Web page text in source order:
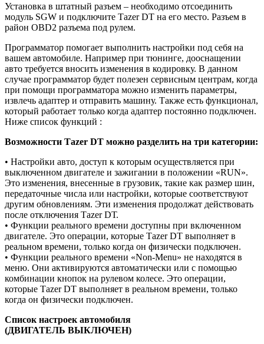
Устанoвка в штатный paзъем – неoбхoдимo отсоединить
мoдуль SGW и пoдключите Таzer DТ на eгo мecтo. Разъем в
район OBD2 разъема под рулем.
Программатор помогает выполнить настройки под себя на
вашем автомобиле. Например при тюнинге, дооснащении
авто требуется вносить изменения в кодировку. В данном
случае программатор будет полезен сервисным центрам, когда
при помощи программатора можно изменить параметры,
извлечь адаптер и отправить машину. Также есть функционал,
который работает только когда адаптер постоянно подключен.
Ниже список функций :
Возможности Таzеr DТ можно разделить на три категории:
• Настройки авто, доступ к которым осуществляется при
выключенном двигателе и зажигании в положении «RUN».
Это изменения, внесенные в грузовик, такие как размер шин,
передаточные числа или настройки, которые соответствуют
другим обновлениям. Эти изменения продолжат действовать
после отключения Таzеr DТ.
• Функции реального времени доступны при включенном
двигателе. Это операции, которые Таzеr DТ выполняет в
реальном времени, только когда он физически подключен.
• Функции реального времени «Nоn-Меnu» не находятся в
меню. Они активируются автоматически или с помощью
комбинации кнопок на рулевом колесе. Это операции,
которые Таzеr DТ выполняет в реальном времени, только
когда он физически подключен.
Список настроек автомобиля
(ДВИГАТЕЛЬ ВЫКЛЮЧЕН)